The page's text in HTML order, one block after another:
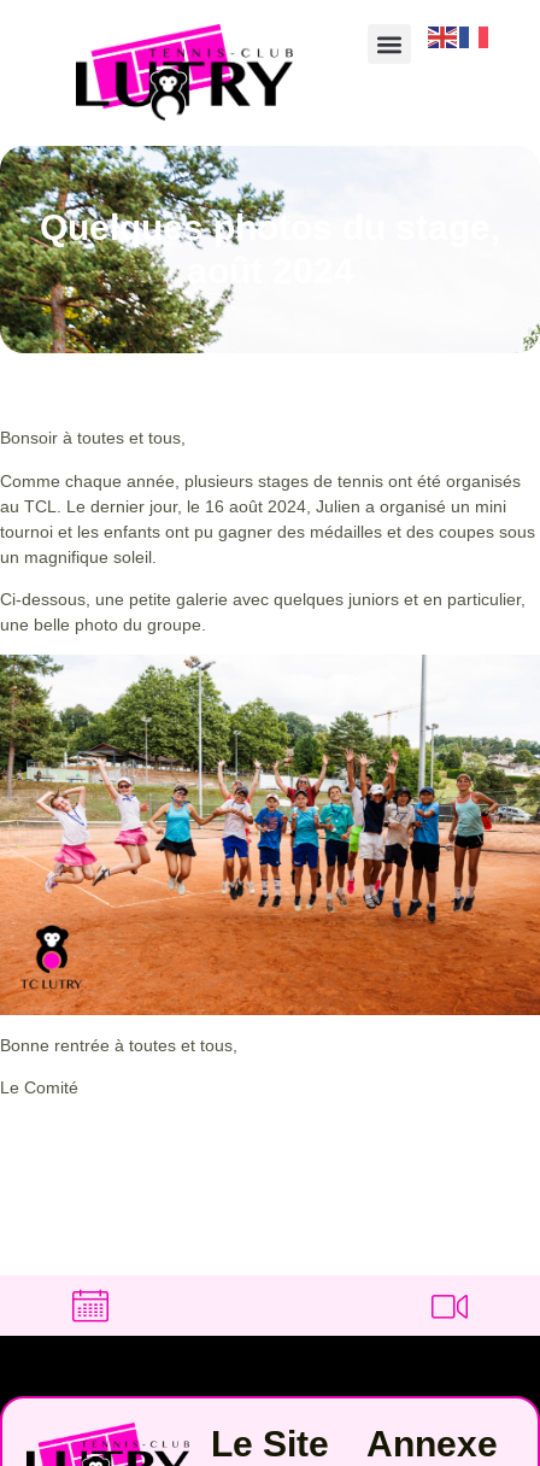
Quelques photos du stage,
août 2024
Bonsoir à toutes et tous,
Comme chaque année, plusieurs stages de tennis ont été organisés
au TCL. Le dernier jour, le 16 août 2024, Julien a organisé un mini
tournoi et les enfants ont pu gagner des médailles et des coupes sous
un magnifique soleil.
Ci-dessous, une petite galerie avec quelques juniors et en particulier,
une belle photo du groupe.
Bonne rentrée à toutes et tous,
Le Comité
Le Site
Annexe